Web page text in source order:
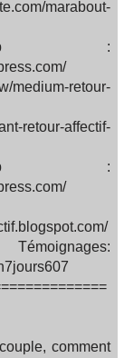
marabout-
:
medium-retour-
affectif-
:
comment